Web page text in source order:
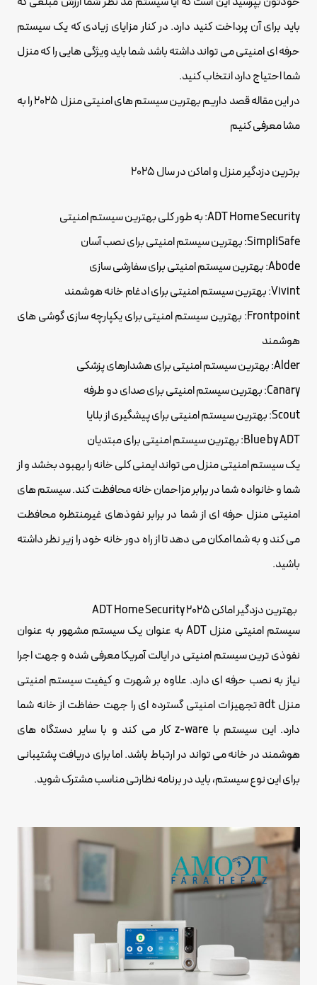
باید برای آن پرداخت کنید دارد. در کنار مزایای زیادی که یک سیستم
حرفه ای امنیتی می تواند داشته باشد شما باید ویژگی هایی را که منزل
شما احتیاج دارد انتخاب کنید.
در این مقاله قصد داریم بهترین سیستم های امنیتی منزل 2025 را به
مشا معرفی کنیم
برترین دزدگیر منزل و اماکن در سال 2025
ADT Home Security: به طور کلی بهترین سیستم امنیتی
SimpliSafe: بهترین سیستم امنیتی برای نصب آسان
Abode: بهترین سیستم امنیتی برای سفارشی سازی
Vivint: بهترین سیستم امنیتی برای ادغام خانه هوشمند
Frontpoint: بهترین سیستم امنیتی برای یکپارچه سازی گوشی های
هوشمند
Alder: بهترین سیستم امنیتی برای هشدارهای پزشکی
Canary: بهترین سیستم امنیتی برای صدای دو طرفه
Scout: بهترین سیستم امنیتی برای پیشگیری از بلایا
Blue by ADT: بهترین سیستم امنیتی برای مبتدیان
یک سیستم امنیتی منزل می تواند ایمنی کلی خانه را بهبود بخشد و از
شما و خانواده شما در برابر مزاحمان خانه محافظت کند. سیستم های
امنیتی منزل حرفه ای از شما در برابر نفوذهای غیرمنتظره محافظت
می کند و به شما امکان می دهد تا از راه دور خانه خود را زیر نظر داشته
باشید.
بهترین دزدگیر اماکن 2025 ADT Home Security
سیستم امنیتی منزل ADT به عنوان یک سیستم مشهور به عنوان
نفوذی ترین سیستم امنیتی در ایالت آمریکا معرفی شده و جهت اجرا
نیاز به نصب حرفه ای دارد. علاوه بر شهرت و کیفیت سیستم امنیتی
منزل adt تجهیزات امنیتی گسترده ای را جهت حفاظت از خانه شما
دارد. این سیستم با z-ware کار می کند و با سایر دستگاه های
هوشمند در خانه می تواند در ارتباط باشد. اما برای دریافت پشتیبانی
برای این نوع سیستم، باید در برنامه نظارتی مناسب مشترک شوید.